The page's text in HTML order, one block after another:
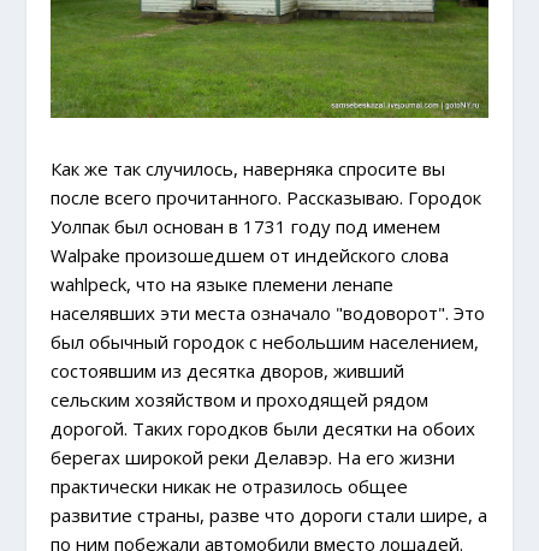
Как же так случилось, наверняка спросите вы
после всего прочитанного. Рассказываю. Городок
Уолпак был основан в 1731 году под именем
Walpake произошедшем от индейского слова
wahlpeck, что на языке племени ленапе
населявших эти места означало "водоворот". Это
был обычный городок с небольшим населением,
состоявшим из десятка дворов, живший
сельским хозяйством и проходящей рядом
дорогой. Таких городков были десятки на обоих
берегах широкой реки Делавэр. На его жизни
практически никак не отразилось общее
развитие страны, разве что дороги стали шире, а
по ним побежали автомобили вместо лошадей.